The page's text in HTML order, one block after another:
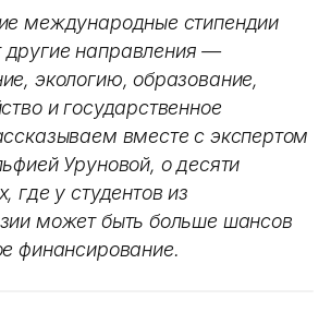
международные стипендии
направления —
экологию, образование,
и государственное
вместе с экспертом
Уруновой, о десяти
где у студентов из
может быть больше шансов
финансирование.